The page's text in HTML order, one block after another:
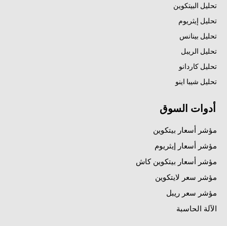
تحليل البيتكوين
تحليل إيثريوم
تحليل بينانس
تحليل الريبل
تحليل كاردانو
تحليل شيبا اينو
أدوات السوق
مؤشر أسعار بيتكوين
مؤشر أسعار إيثريوم
مؤشر أسعار بيتكوين كاش
مؤشر سعر لايتكوين
مؤشر سعر ريبل
الآلة الحاسبة